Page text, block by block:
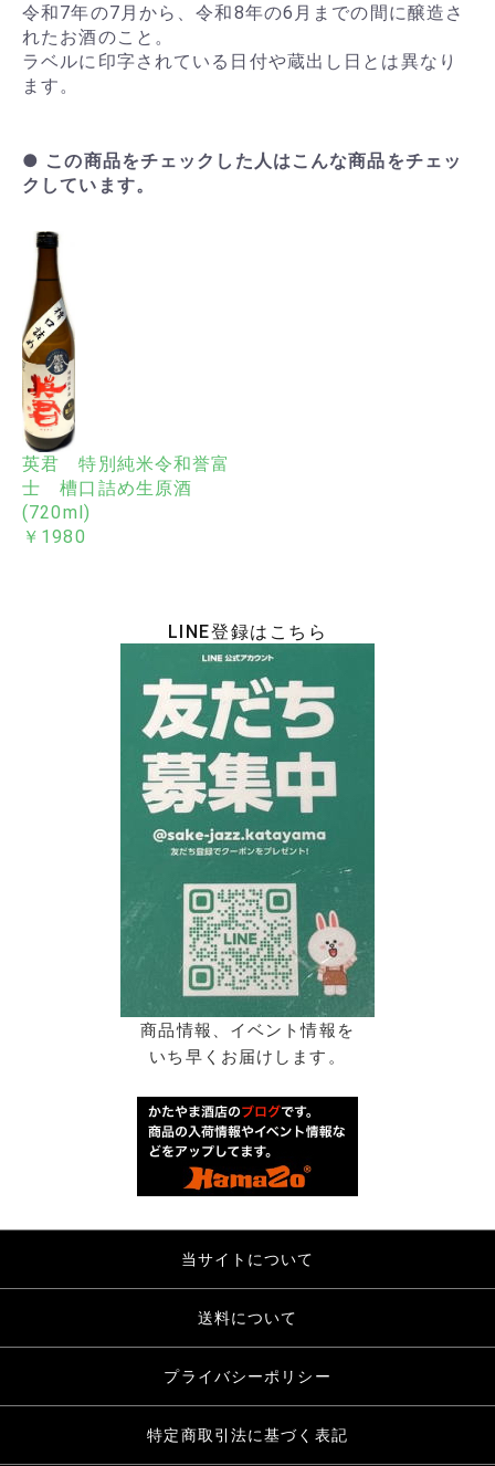
令和7年の7月から、令和8年の6月までの間に醸造さ
れたお酒のこと。
ラベルに印字されている日付や蔵出し日とは異なり
ます。
● この商品をチェックした人はこんな商品をチェッ
クしています。
英君 特別純米令和誉富
士 槽口詰め生原酒
(720ml)
￥1980
LINE登録はこちら
商品情報、イベント情報を
いち早くお届けします。
当サイトについて
送料について
プライバシーポリシー
特定商取引法に基づく表記